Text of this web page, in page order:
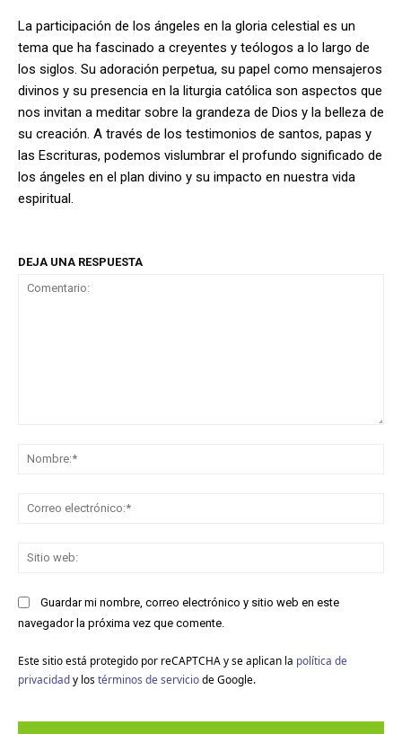
La participación de los ángeles en la gloria celestial es un
tema que ha fascinado a creyentes y teólogos a lo largo de
los siglos. Su adoración perpetua, su papel como mensajeros
divinos y su presencia en la liturgia católica son aspectos que
nos invitan a meditar sobre la grandeza de Dios y la belleza de
su creación. A través de los testimonios de santos, papas y
las Escrituras, podemos vislumbrar el profundo significado de
los ángeles en el plan divino y su impacto en nuestra vida
espiritual.
DEJA UNA RESPUESTA
Guardar mi nombre, correo electrónico y sitio web en este
navegador la próxima vez que comente.
Este sitio está protegido por reCAPTCHA y se aplican la política de
privacidady los términos de serviciode Google.